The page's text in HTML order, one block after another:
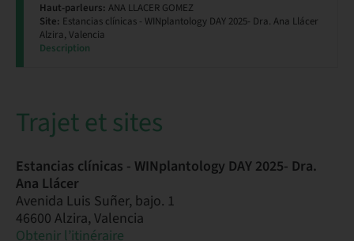
Haut-parleurs: ANA LLACER GOMEZ
Site: Estancias clínicas - WINplantology DAY 2025- Dra. Ana Llácer
Alzira, Valencia
Description
Trajet et sites
Estancias clínicas - WINplantology DAY 2025- Dra.
Ana Llácer
Avenida Luis Suñer, bajo. 1
46600 Alzira, Valencia
Obtenir l’itinéraire